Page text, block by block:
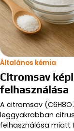
Általános kémia
Citromsav
felhasználása
A citromsav
leggyakrabban
felhasználása miatt